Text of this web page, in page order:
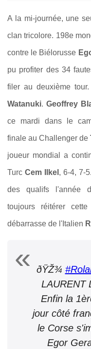
A la mi-journée, une
clan tricolore. 198e
contre le Biélorusse
pu profiter des 34
filer au deuxième
Watanuki. Geoffrey
ce mardi dans le
finale au Challenger de
joueur mondial a
Turc Cem Ilkel , 6-4, 7-
des qualifs l'année
toujours réitérer
débarrasse de l'Italien
ðŸŽ¾
LAURENT
Enfin la
jour côté
le Corse
Egor